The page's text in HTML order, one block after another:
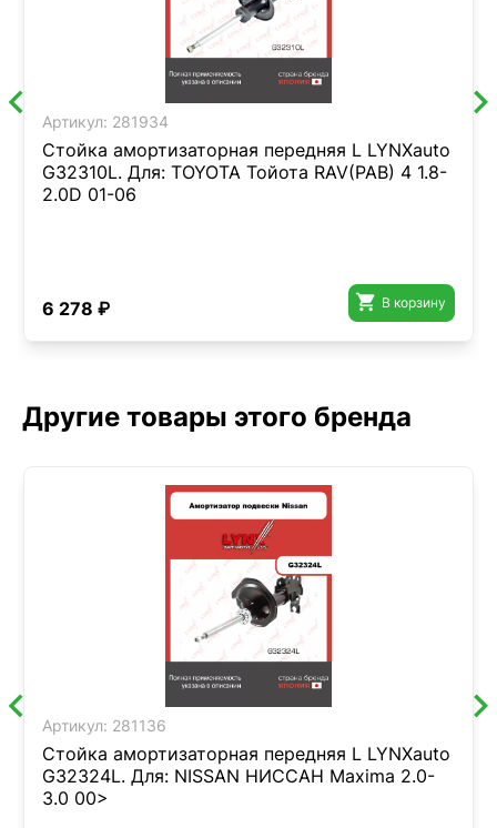
Артикул: 281934
Стойка амортизаторная передняя L LYNXauto
G32310L. Для: TOYOTA Тойота RAV(РАВ) 4 1.8-
2.0D 01-06
6 278 ₽  В корзину
Другие товары этого бренда
Артикул: 281136
Стойка амортизаторная передняя L LYNXauto
G32324L. Для: NISSAN НИССАН Maxima 2.0-
3.0 00>